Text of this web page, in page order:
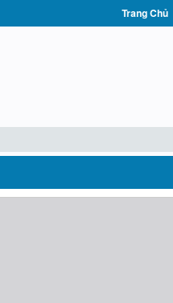
Trang Chủ